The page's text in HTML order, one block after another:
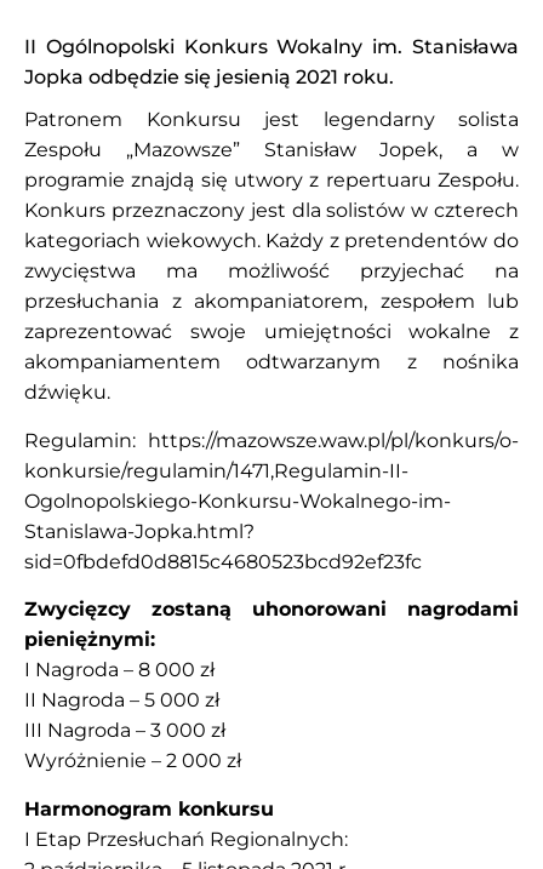
II Ogólnopolski Konkurs Wokalny im. Stanisława
Jopka odbędzie się jesienią 2021 roku.
Patronem Konkursu jest legendarny solista
Zespołu „Mazowsze” Stanisław Jopek, a w
programie znajdą się utwory z repertuaru Zespołu.
Konkurs przeznaczony jest dla solistów w czterech
kategoriach wiekowych. Każdy z pretendentów do
zwycięstwa ma możliwość przyjechać na
przesłuchania z akompaniatorem, zespołem lub
zaprezentować swoje umiejętności wokalne z
akompaniamentem odtwarzanym z nośnika
dźwięku.
Regulamin: https://mazowsze.waw.pl/pl/konkurs/o-
konkursie/regulamin/1471,Regulamin-II-
Ogolnopolskiego-Konkursu-Wokalnego-im-
Stanislawa-Jopka.html?
sid=0fbdefd0d8815c4680523bcd92ef23fc
Zwycięzcy zostaną uhonorowani nagrodami
pieniężnymi:
I Nagroda – 8 000 zł
II Nagroda – 5 000 zł
III Nagroda – 3 000 zł
Wyróżnienie – 2 000 zł
Harmonogram konkursu
I Etap Przesłuchań Regionalnych: